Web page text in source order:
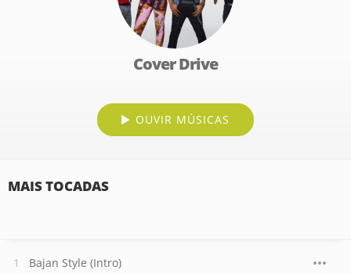
Cover Drive
OUVIR MÚSICAS
MAIS TOCADAS
Bajan Style (Intro)